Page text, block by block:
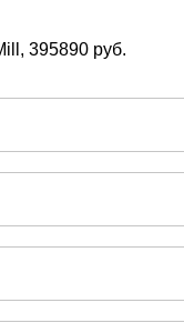
395890 руб.